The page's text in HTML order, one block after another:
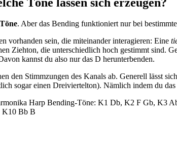
. Aber das Bending funktioniert nur bei
vorhanden sein, die miteinander interagieren: Eine
Ziehton, die unterschiedlich hoch gestimmt sind.
kannst du also nur das D herunterbenden.
den Stimmzungen des Kanals ab. Generell lässt
sogar einen Dreiviertelton). Nämlich indem du